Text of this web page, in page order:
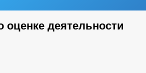
оценке деятельности